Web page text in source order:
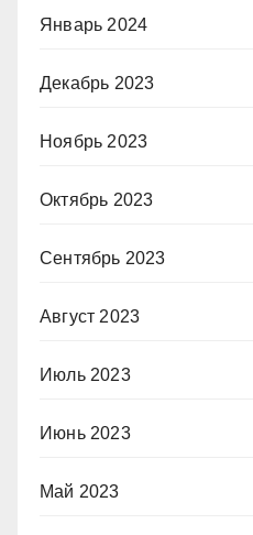
Январь 2024
Декабрь 2023
Ноябрь 2023
Октябрь 2023
Сентябрь 2023
Август 2023
Июль 2023
Июнь 2023
Май 2023